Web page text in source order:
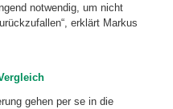
notwendig, um nicht
erklärt Markus
gehen per se in die